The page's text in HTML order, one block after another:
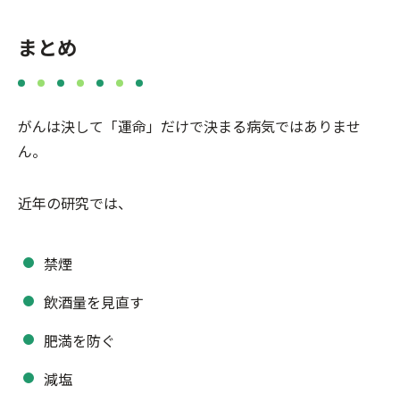
まとめ
がんは決して「運命」だけで決まる病気ではありませ
ん。
近年の研究では、
禁煙
飲酒量を見直す
肥満を防ぐ
減塩